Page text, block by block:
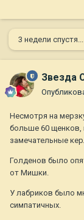
3 недели спустя...
Звезда
Несмотря на
больше 60 щенков,
замечательные
Голденов было
от Мишки.
У лабриков было
симпатичных.